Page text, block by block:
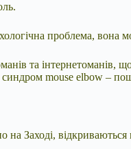
проблема, вона
та інтернетоманів,
mouse elbow –
на Заході,